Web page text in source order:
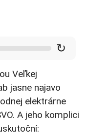
↻
Veľkej
jasne najavo
elektrárne
A jeho komplici